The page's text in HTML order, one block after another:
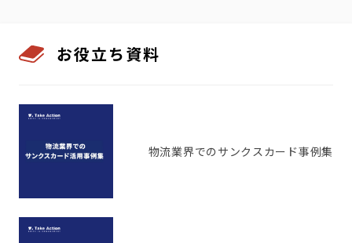
お役立ち資料
物流業界でのサンクスカード事例集